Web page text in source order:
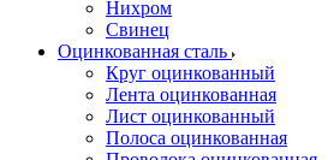
Нихром
Свинец
Оцинкованная сталь
Круг оцинкованный
Лента оцинкованная
Лист оцинкованный
Полоса оцинкованная